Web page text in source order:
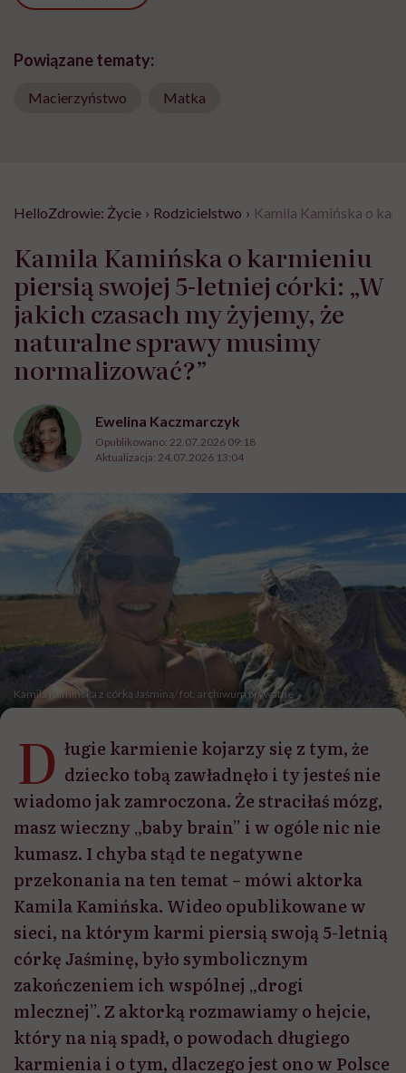
Powiązane tematy:
Macierzyństwo Matka
HelloZdrowie: Życie › Rodzicielstwo › Kamila Kamińska o
Kamila Kamińska o karmieniu
piersią swojej 5-letniej córki: „W
jakich czasach my żyjemy, że
naturalne sprawy musimy
normalizować?”
Ewelina Kaczmarczyk
Opublikowano: 22.07.2026 09:18
Aktualizacja: 24.07.2026 13:04
Kamila Kamińska z córką Jaśminą/ fot. archiwum prywatne
D ługie karmienie kojarzy się z tym, że
dziecko tobą zawładnęło i ty jesteś nie
wiadomo jak zamroczona. Że straciłaś mózg,
masz wieczny „baby brain” i w ogóle nic nie
kumasz. I chyba stąd te negatywne
przekonania na ten temat – mówi aktorka
Kamila Kamińska. Wideo opublikowane w
sieci, na którym karmi piersią swoją 5-letnią
córkę Jaśminę, było symbolicznym
zakończeniem ich wspólnej „drogi
mlecznej”. Z aktorką rozmawiamy o hejcie,
który na nią spadł, o powodach długiego
karmienia i o tym, dlaczego jest ono w Polsce